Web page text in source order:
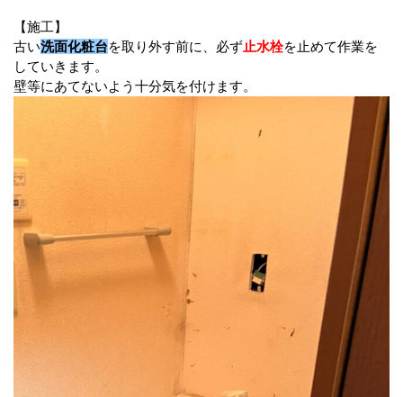
【施工】
古い洗面化粧台を取り外す前に、必ず止水栓を止めて作業を
していきます。
壁等にあてないよう十分気を付けます。